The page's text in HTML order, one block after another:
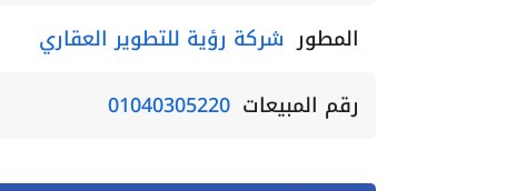
المطور شركة رؤية للتطوير العقاري
رقم المبيعات 01040305220